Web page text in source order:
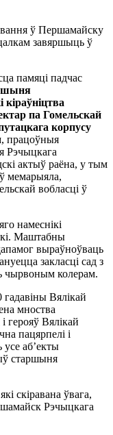
ў Першамайску
завяршыць ў
памяці падчас
па Гомельскай
корпусу
, працоўныя
Рэчыцкага
актыў раёна, у тым
мемарыяла,
вобласці ў
намеснікі
Маштабны
выраўноўваць
закласці сад з
чырвоным колерам.
Вялікай
мноства
герояў Вялікай
пацярпелі і
усе аб’екты
старшыня
скіравана ўвага,
Рэчыцкага